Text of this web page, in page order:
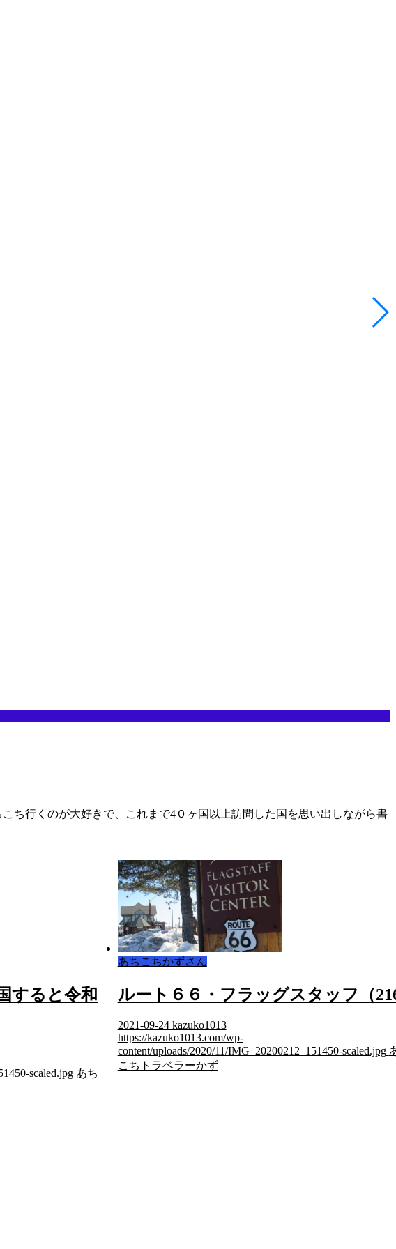
ち行くのが大好きで、これまで4０ヶ国以上訪問した国を思い出しながら書
すると令和
scaled.jpg あち
あちこちかずさん
ルート６６・フラッグスタッフ（
2021-09-24 kazuko1013
https://kazuko1013.com/wp-
content/uploads/2020/11/IMG_20200212_151450-scaled.jpg
こちトラベラーかず